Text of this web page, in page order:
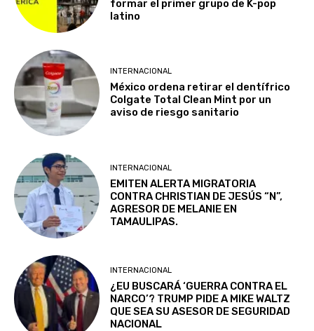
formar el primer grupo de K-pop
latino
INTERNACIONAL
México ordena retirar el dentífrico
Colgate Total Clean Mint por un
aviso de riesgo sanitario
INTERNACIONAL
EMITEN ALERTA MIGRATORIA
CONTRA CHRISTIAN DE JESÚS “N”,
AGRESOR DE MELANIE EN
TAMAULIPAS.
INTERNACIONAL
¿EU BUSCARÁ ‘GUERRA CONTRA EL
NARCO’? TRUMP PIDE A MIKE WALTZ
QUE SEA SU ASESOR DE SEGURIDAD
NACIONAL